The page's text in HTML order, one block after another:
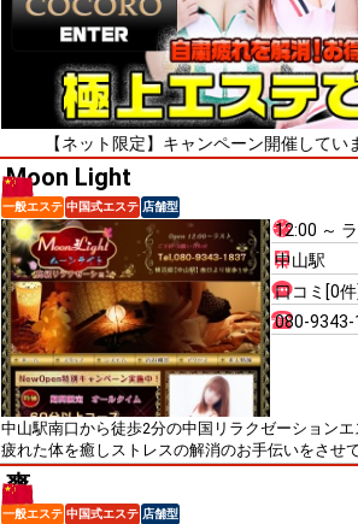
ット限定】キャンペーン開催しています！極
Moon Light
一般エステ 中国式エステ 店舗型
12:00 ～
中山駅
口コミ[0件]
080-9343-
中山駅南口から徒歩2分の中国リラクゼーションエ
疲れた体を癒しストレスの解消のお手伝いをさせ
爽
一般エステ 中国式エステ 店舗型